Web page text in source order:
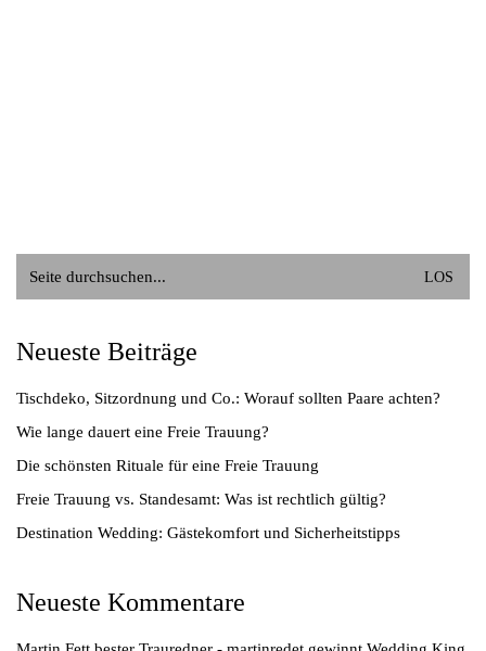
nach:
Neueste Beiträge
Tischdeko, Sitzordnung und Co.: Worauf sollten Paare achten?
Wie lange dauert eine Freie Trauung?
Die schönsten Rituale für eine Freie Trauung
Freie Trauung vs. Standesamt: Was ist rechtlich gültig?
Destination Wedding: Gästekomfort und Sicherheitstipps
Neueste Kommentare